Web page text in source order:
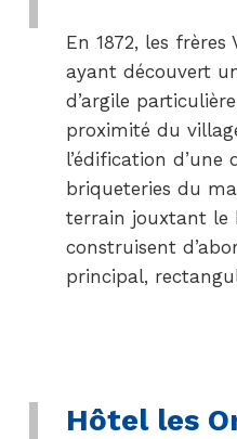
En 1872, les
ayant découvert
d’argile
proximité du
l’édification d’une
briqueteries du
terrain jouxtant le
construisent
principal,
Hôtel les